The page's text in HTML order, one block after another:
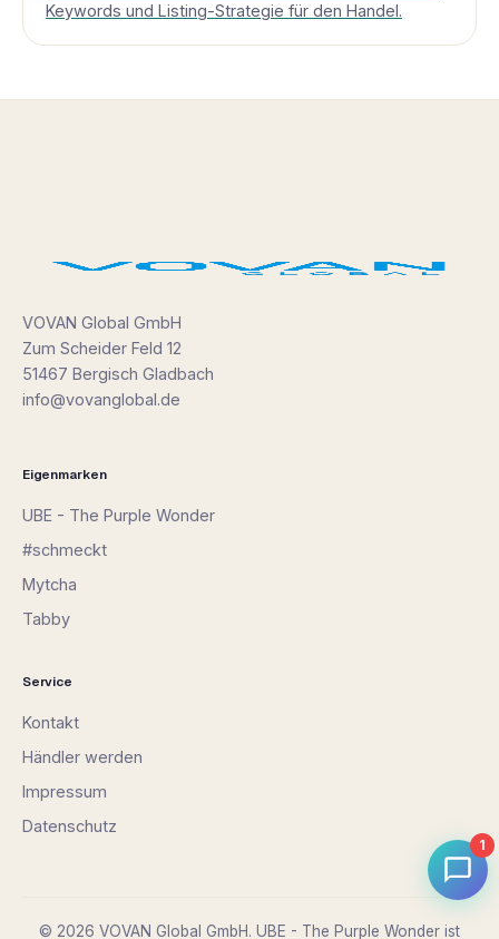
Keywords und Listing-Strategie für den Handel.
VOVAN Global GmbH
Zum Scheider Feld 12
51467 Bergisch Gladbach
info@vovanglobal.de
Eigenmarken
UBE - The Purple Wonder
#schmeckt
Mytcha
Tabby
Service
Kontakt
Händler werden
Impressum
Datenschutz
© 2026 VOVAN Global GmbH. UBE - The Purple Wonder ist
1